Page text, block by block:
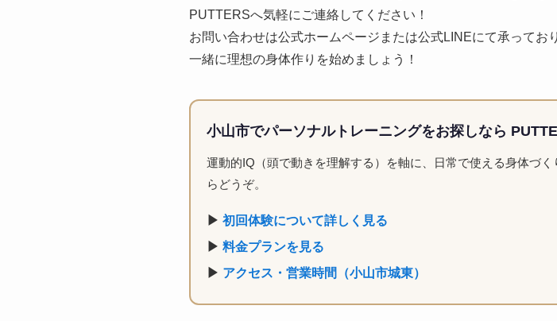
PUTTERSへ気軽にご連絡してください！
お問い合わせは公式ホームページまたは公式LINEにて承ってお
一緒に理想の身体作りを始めましょう！
小山市でパーソナルトレーニングをお探しなら
運動的IQ（頭で動きを理解する）を軸に、日常で使える身体づ
らどうぞ。
▶ 初回体験について詳しく見る
▶ 料金プランを見る
▶ アクセス・営業時間（小山市城東）